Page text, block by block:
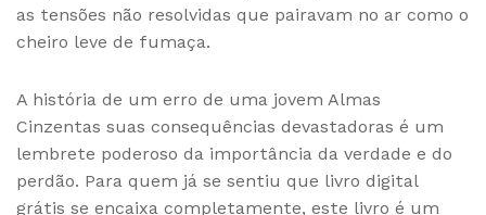
as tensões não resolvidas que pairavam no ar como o
cheiro leve de fumaça.
A história de um erro de uma jovem Almas
Cinzentas suas consequências devastadoras é um
lembrete poderoso da importância da verdade e do
perdão. Para quem já se sentiu que livro digital
grátis se encaixa completamente, este livro é um